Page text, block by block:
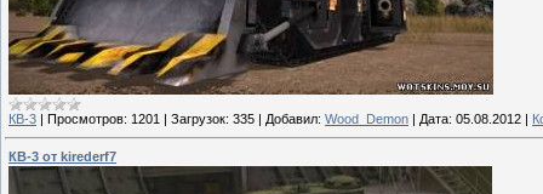
КВ-3 Просмотров: 1201 Загрузок: 335 Добавил: Wood_Demon Дата: 05.08.2012
КВ-3 от kirederf7